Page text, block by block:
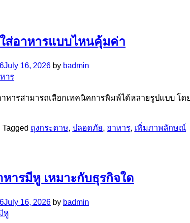
ส่อาหารแบบไหนคุ้มค่า
July 16, 2026 by badmin
หารสามารถเลือกเทคนิคการพิมพ์ได้หลายรูปแบบ
Tagged ถุงกระดาษ, ปลอดภัย, อาหาร, เพิ่มภาพลักษณ์
หารมีหู เหมาะกับธุรกิจใด
July 16, 2026 by badmin